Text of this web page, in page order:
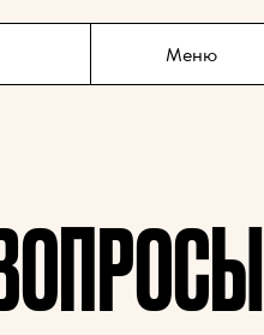
Меню